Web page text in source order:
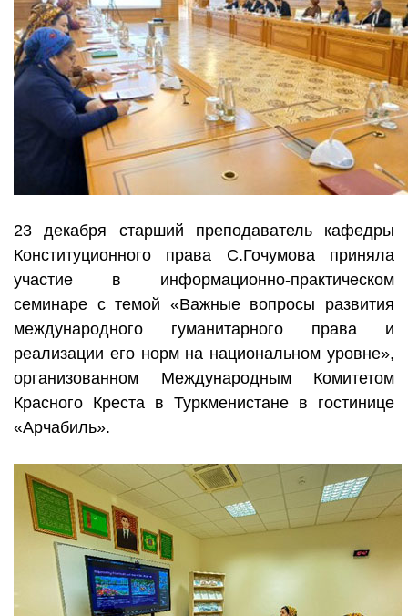
23 декабря старший преподаватель кафедры
Конституционного права С.Гочумова приняла
участие в информационно-практическом
семинаре с темой «Важные вопросы развития
международного гуманитарного права и
реализации его норм на национальном уровне»,
организованном Международным Комитетом
Красного Креста в Туркменистане в гостинице
«Арчабиль».